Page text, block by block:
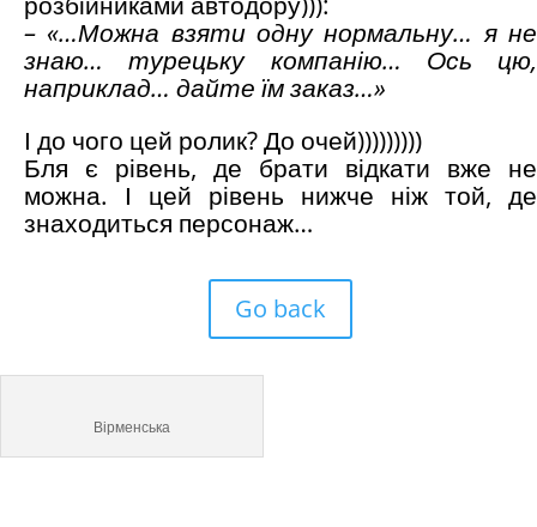
– «…Можна взяти одну нормальну… я не
знаю… турецьку компанію… Ось цю,
наприклад… дайте їм заказ…»
І до чого цей ролик? До очей)))))))))
Бля є рівень, де брати відкати вже не
можна. І цей рівень нижче ніж той, де
знаходиться персонаж…
Go back
Вірменська